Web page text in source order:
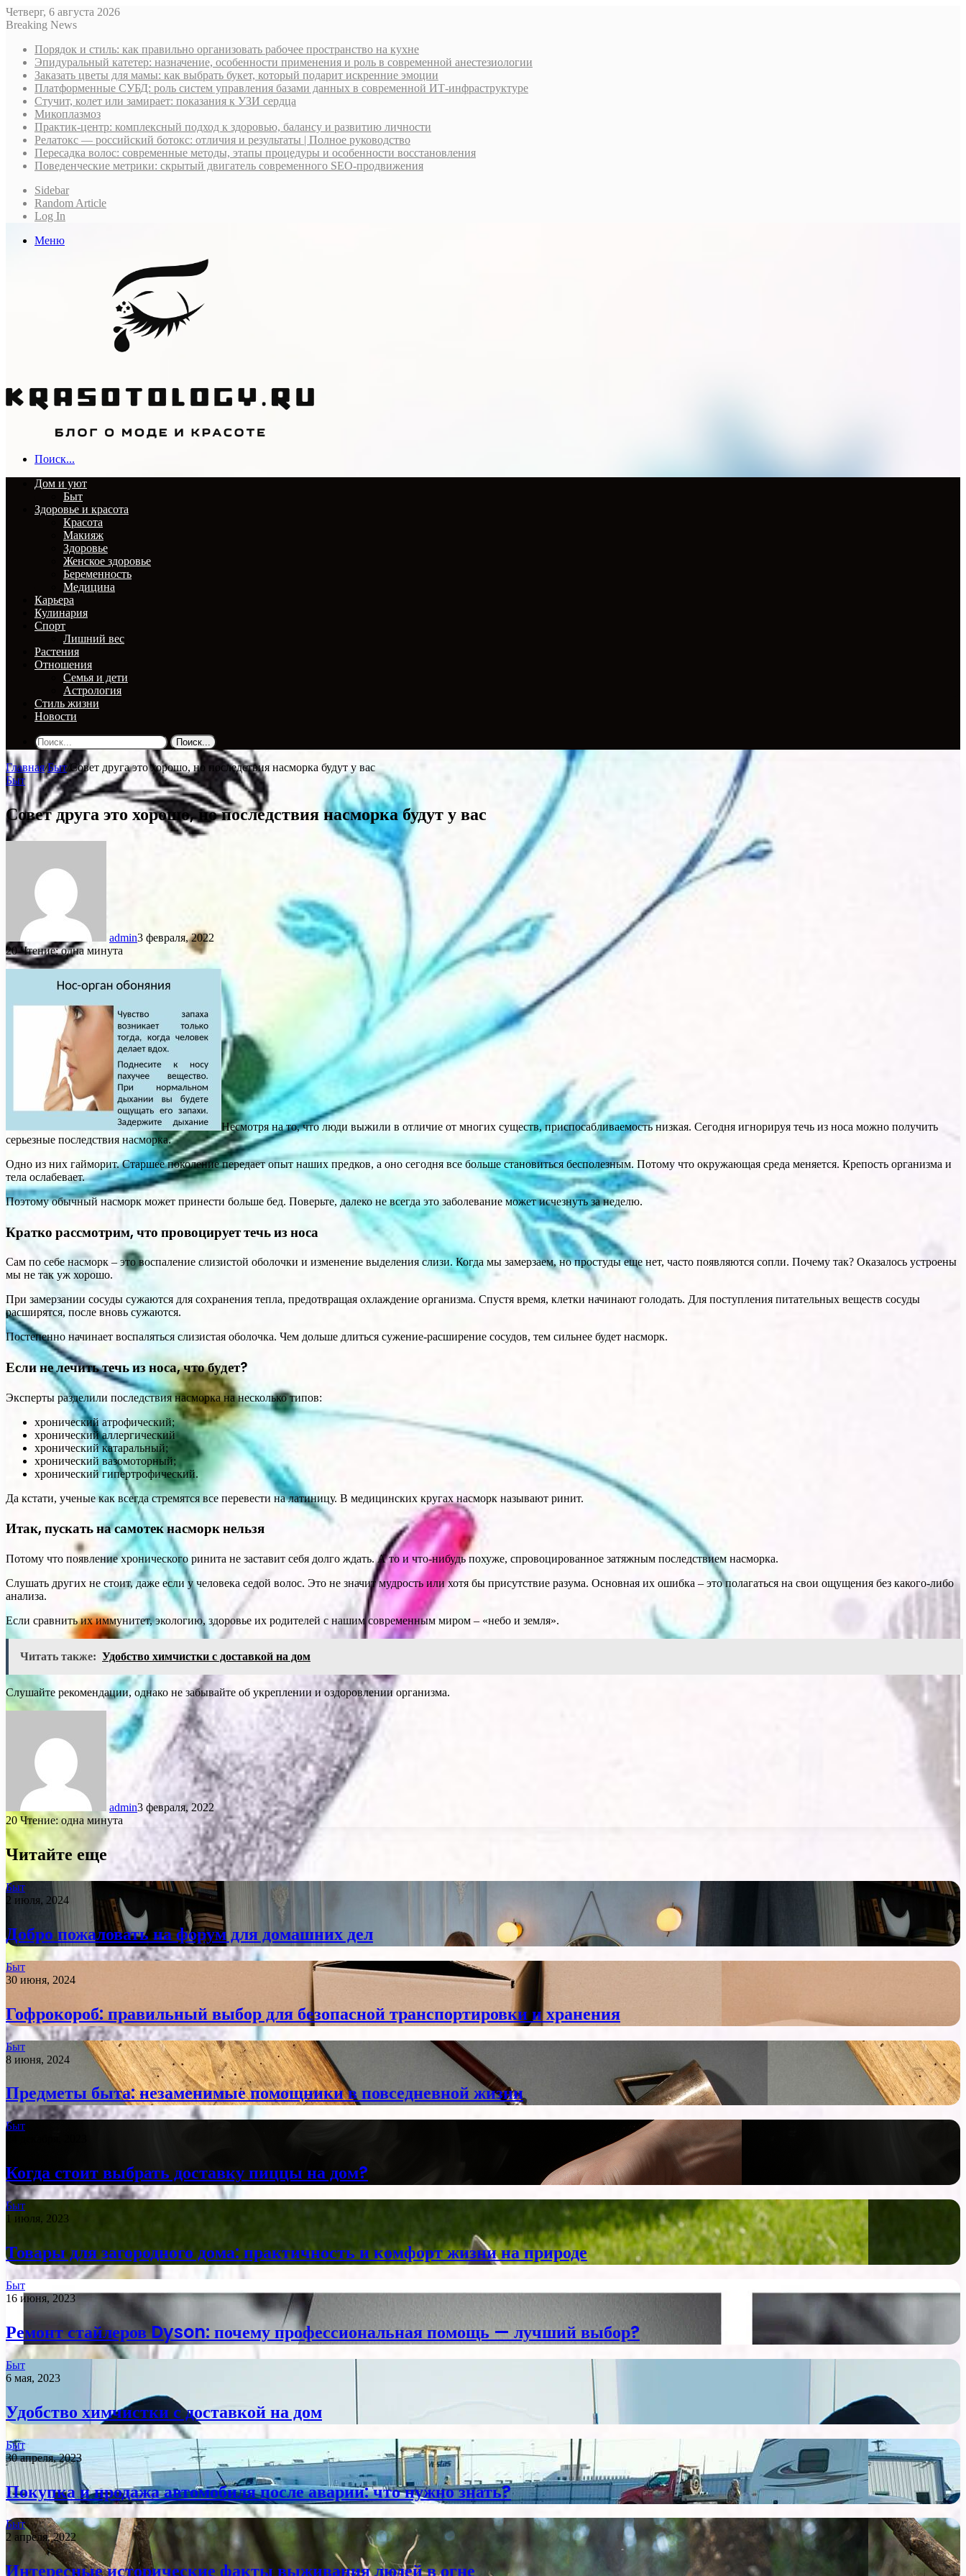
Четверг, 6 августа 2026
Breaking News
Порядок и стиль: как правильно организовать рабочее пространство на кухне
Эпидуральный катетер: назначение, особенности применения и роль в современной анестезиологии
Заказать цветы для мамы: как выбрать букет, который подарит искренние эмоции
Платформенные СУБД: роль систем управления базами данных в современной ИТ-инфраструктуре
Стучит, колет или замирает: показания к УЗИ сердца
Микоплазмоз
Практик-центр: комплексный подход к здоровью, балансу и развитию личности
Релатокс — российский ботокс: отличия и результаты | Полное руководство
Пересадка волос: современные методы, этапы процедуры и особенности восстановления
Поведенческие метрики: скрытый двигатель современного SEO-продвижения
Sidebar
Random Article
Log In
Меню
Поиск...
Дом и уют
Быт
Здоровье и красота
Красота
Макияж
Здоровье
Женское здоровье
Беременность
Медицина
Карьера
Кулинария
Спорт
Лишний вес
Растения
Отношения
Семья и дети
Астрология
Стиль жизни
Новости
Поиск...
Главная/Быт/Совет друга это хорошо, но последствия насморка будут у вас
Быт
Совет друга это хорошо, но последствия насморка будут у вас
admin3 февраля, 2022
20Чтение: одна минута
Несмотря на то, что люди выжили в отличие от многих существ, приспосабливаемость низкая. Сегодня игнорируя течь из носа можно получить
серьезные последствия насморка.
Одно из них гайморит. Старшее поколение передает опыт наших предков, а оно сегодня все больше становиться бесполезным. Потому что окружающая среда меняется. Крепость организма и
тела ослабевает.
Поэтому обычный насморк может принести больше бед. Поверьте, далеко не всегда это заболевание может исчезнуть за неделю.
Кратко рассмотрим, что провоцирует течь из носа
Сам по себе насморк – это воспаление слизистой оболочки и изменение выделения слизи. Когда мы замерзаем, но простуды еще нет, часто появляются сопли. Почему так? Оказалось устроены
мы не так уж хорошо.
При замерзании сосуды сужаются для сохранения тепла, предотвращая охлаждение организма. Спустя время, клетки начинают голодать. Для поступления питательных веществ сосуды
расширятся, после вновь сужаются.
Постепенно начинает воспаляться слизистая оболочка. Чем дольше длиться сужение-расширение сосудов, тем сильнее будет насморк.
Если не лечить течь из носа, что будет?
Эксперты разделили последствия насморка на несколько типов:
хронический атрофический;
хронический аллергический
хронический катаральный;
хронический вазомоторный;
хронический гипертрофический.
Да кстати, ученые как всегда стремятся все перевести на латиницу. В медицинских кругах насморк называют ринит.
Итак, пускать на самотек насморк нельзя
Потому что появление хронического ринита не заставит себя долго ждать. А то и что-нибудь похуже, спровоцированное затяжным последствием насморка.
Слушать других не стоит, даже если у человека седой волос. Это не значит мудрость или хотя бы присутствие разума. Основная их ошибка – это полагаться на свои ощущения без какого-либо
анализа.
Если сравнить их иммунитет, экологию, здоровье их родителей с нашим современным миром – «небо и земля».
Читать также: Удобство химчистки с доставкой на дом
Слушайте рекомендации, однако не забывайте об укреплении и оздоровлении организма.
admin3 февраля, 2022
20Чтение: одна минута
Читайте еще
Быт
2 июля, 2024
Добро пожаловать на форум для домашних дел
Быт
30 июня, 2024
Гофрокороб: правильный выбор для безопасной транспортировки и хранения
Быт
8 июня, 2024
Предметы быта: незаменимые помощники в повседневной жизни
Быт
Когда стоит выбрать доставку пиццы на дом?
Быт
1 июля, 2023
Товары для загородного дома: практичность и комфорт жизни на природе
Быт
16 июня, 2023
Ремонт стайлеров Dyson: почему профессиональная помощь — лучший выбор?
Быт
6 мая, 2023
Удобство химчистки с доставкой на дом
Быт
30 апреля, 2023
Покупка и продажа автомобиля после аварии: что нужно знать?
Быт
2 апреля, 2022
Интересные исторические факты выживания людей в огне